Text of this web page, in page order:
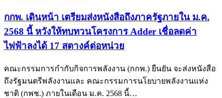
กกพ. เดินหน้า เตรียมส่งหนังสือถึงภาครัฐภายใน ม.ค.
2568 นี้ หวังให้ทบทวนโครงการ Adder เชื่อลดค่า
ไฟฟ้าลงได้ 17 สตางค์ต่อหน่วย
คณะกรรมการกำกับกิจการพลังงาน (กกพ.) ยืนยัน จะส่งหนังสือ
ถึงรัฐมนตรีพลังงานและ คณะกรรมการนโยบายพลังงานแห่ง
ชาติ (กพช.) ภายในเดือน ม.ค. 2568 นี้…